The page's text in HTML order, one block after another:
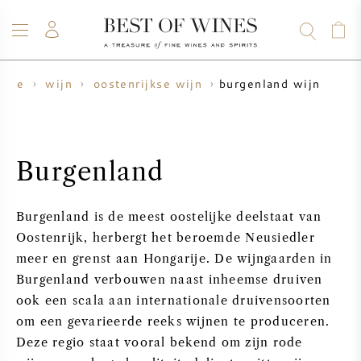
WIJN
ALLE WIJNEN
NIEUW BINNEN
WIJNHUIS
VINTAGE CHART
VOORVERKOOP
CHAMPAGNE
ALLE CHAMPAGNES
KRUG
BOLLINGER
WHISKY
RUM
STERKE DRANK
SALE
WIJN SALE
WHISKY SALE
VOORVERKOOP
BORDEAUX EN PRIMEUR
UW WIJN VERKOPEN
BLOG
OVER ONS
wijn oostenrijkse wijn burgenland wijn
Burgenland
Burgenland is de meest oostelijke deelstaat van
Oostenrijk, herbergt het beroemde Neusiedler
meer en grenst aan Hongarije. De wijngaarden in
Burgenland verbouwen naast inheemse druiven
ook een scala aan internationale druivensoorten
om een gevarieerde reeks wijnen te produceren.
Deze regio staat vooral bekend om zijn rode